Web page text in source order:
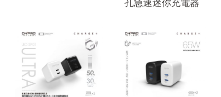
孔急速迷你充電器